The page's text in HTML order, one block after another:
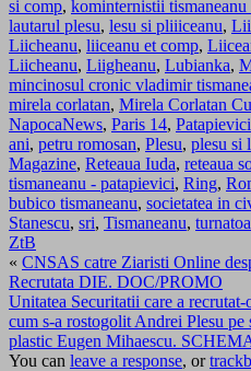
si comp, kominternistii
lautarul plesu, lesu si pliiiceanu,
Liicheanu, liiceanu et comp,
Liicheanu, Liigheanu, Lubianka,
mincinosul cronic vladimir
mirela corlatan, Mirela Corlatan
NapocaNews, Paris 14, Patapievici
ani, petru romosan, Plesu, plesu si
Magazine, Reteaua Iuda, reteaua
tismaneanu - patapievici, Ring,
bubico tismaneanu, societatea in
Stanescu, sri, Tismaneanu,
ZtB
« CNSAS catre Ziaristi Online
Recrutata DIE. DOC/PROMO
Unitatea Securitatii care a
cum s-a rostogolit Andrei Plesu pe
plastic Eugen Mihaescu.
You can leave a response, or